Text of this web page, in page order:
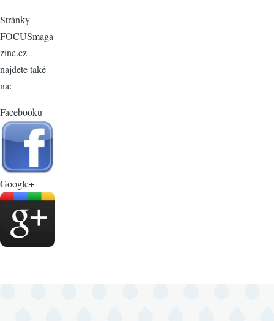
Stránky
FOCUSmaga
zine.cz
najdete také
na:
Facebooku
Google+